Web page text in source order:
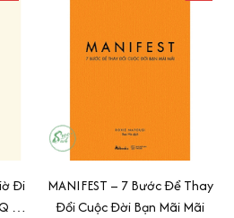
Đi
Và
MANIFEST – 7 Bước Để Thay
Đổi Cuộc Đời Bạn Mãi Mãi